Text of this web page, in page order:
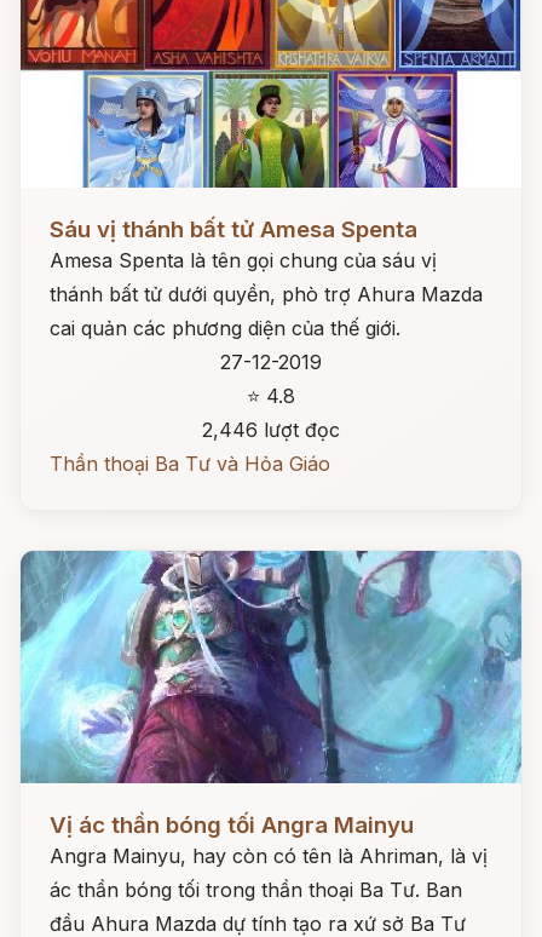
Sáu vị thánh bất tử Amesa Spenta
Amesa Spenta là tên gọi chung của sáu vị
thánh bất tử dưới quyền, phò trợ Ahura Mazda
cai quản các phương diện của thế giới.
27-12-2019
⭐ 4.8
2,446 lượt đọc
Thần thoại Ba Tư và Hỏa Giáo
Vị ác thần bóng tối Angra Mainyu
Angra Mainyu, hay còn có tên là Ahriman, là vị
ác thần bóng tối trong thần thoại Ba Tư. Ban
đầu Ahura Mazda dự tính tạo ra xứ sở Ba Tư